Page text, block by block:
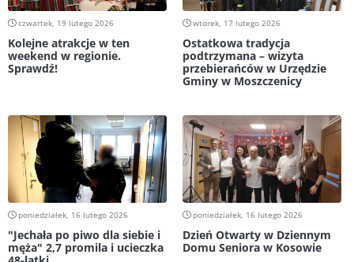
czwartek, 19 lutego 2026
Kolejne atrakcje w ten
weekend w regionie.
Sprawdź!
wtorek, 17 lutego 2026
Ostatkowa tradycja
podtrzymana – wizyta
przebierańców w Urzędzie
Gminy w Moszczenicy
poniedziałek, 16 lutego 2026
"Jechała po piwo dla siebie i
męża" 2,7 promila i ucieczka
poniedziałek, 16 lutego 2026
Dzień Otwarty w Dziennym
Domu Seniora w Kosowie